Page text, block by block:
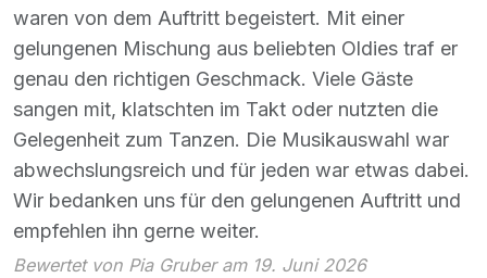
waren von dem Auftritt begeistert. Mit einer
gelungenen Mischung aus beliebten Oldies traf er
genau den richtigen Geschmack. Viele Gäste
sangen mit, klatschten im Takt oder nutzten die
Gelegenheit zum Tanzen. Die Musikauswahl war
abwechslungsreich und für jeden war etwas dabei.
Wir bedanken uns für den gelungenen Auftritt und
empfehlen ihn gerne weiter.
Bewertet von Pia Gruber am 19. Juni 2026